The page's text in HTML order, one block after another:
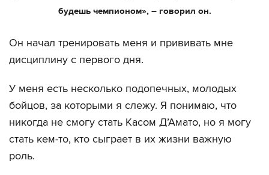
будешь чемпионом», – говорил он.
Он начал тренировать меня и прививать мне
дисциплину с первого дня.
У меня есть несколько подопечных, молодых
бойцов, за которыми я слежу. Я понимаю, что
никогда не смогу стать Касом Д’Амато, но я могу
стать кем-то, кто сыграет в их жизни важную
роль.